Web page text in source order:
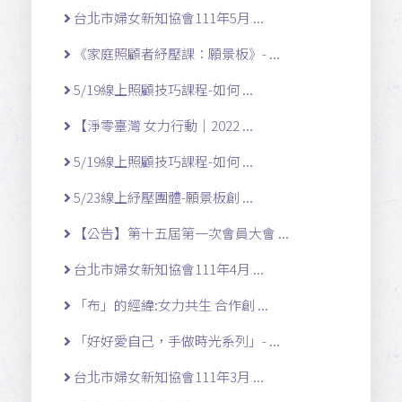
台北市婦女新知協會111年5月 ...
《家庭照顧者紓壓課：願景板》- ...
5/19線上照顧技巧課程-如何 ...
【淨零臺灣 女力行動｜2022 ...
5/19線上照顧技巧課程-如何 ...
5/23線上紓壓團體-願景板創 ...
【公告】第十五屆第一次會員大會 ...
台北市婦女新知協會111年4月 ...
「布」的經緯:女力共生 合作創 ...
「好好愛自己，手做時光系列」- ...
台北市婦女新知協會111年3月 ...